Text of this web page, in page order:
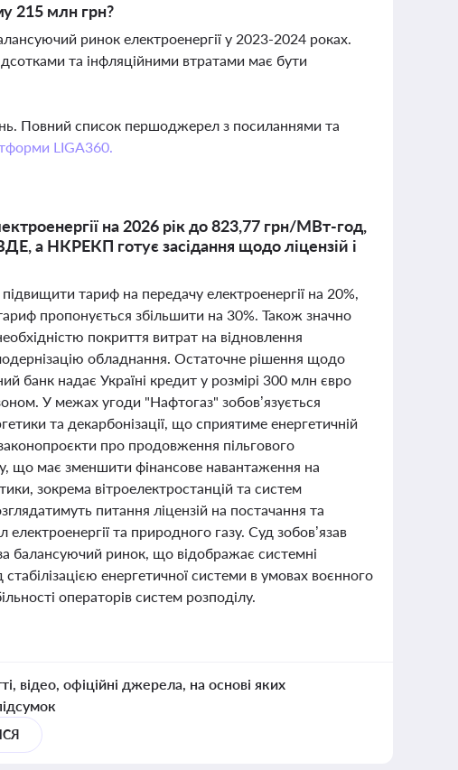
215 млн грн?
ринок електроенергії у 2023-2024 роках.
та інфляційними втратами має бути
Повний список першоджерел з посиланнями та
LIGA360.
на 2026 рік до 823,77 грн/МВт-год,
а НКРЕКП готує засідання щодо ліцензій і
тариф на передачу електроенергії на 20%,
пропонується збільшити на 30%. Також значно
покриття витрат на відновлення
обладнання. Остаточне рішення щодо
банк надає Україні кредит у розмірі 300 млн євро
У межах угоди "Нафтогаз" зобов’язується
та декарбонізації, що сприятиме енергетичній
законопроєкти про продовження пільгового
що має зменшити фінансове навантаження на
зокрема вітроелектростанцій та систем
питання ліцензій на постачання та
та природного газу. Суд зобов’язав
балансуючий ринок, що відображає системні
енергетичної системи в умовах воєнного
операторів систем розподілу.
відео, офіційні джерела, на основі яких